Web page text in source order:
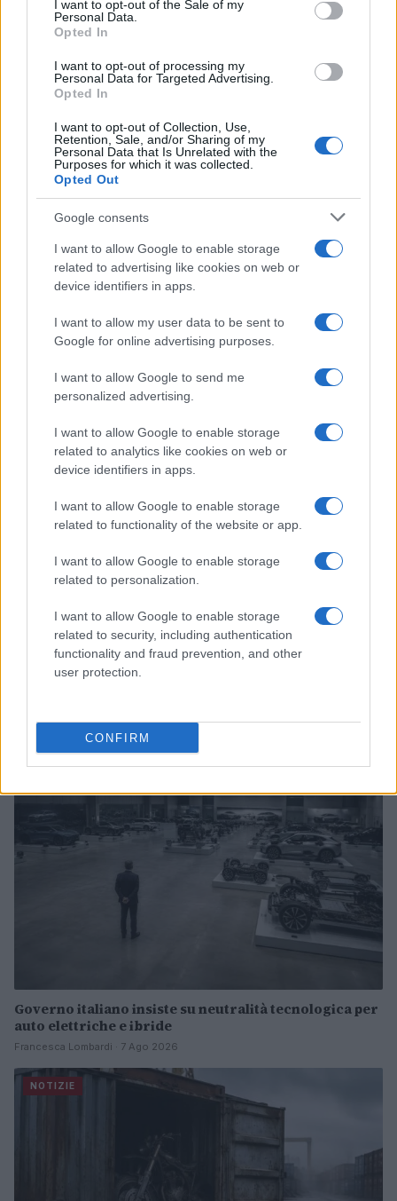
I want to opt-out of the Sale of my
Personal Data.
Opted In
I want to opt-out of processing my
Personal Data for Targeted Advertising.
Opted In
I want to opt-out of Collection, Use,
Retention, Sale, and/or Sharing of my
Personal Data that Is Unrelated with the
Purposes for which it was collected.
Opted Out
Google consents
I want to allow Google to enable storage
related to advertising like cookies on web or
device identifiers in apps.
I want to allow my user data to be sent to
Google for online advertising purposes.
I want to allow Google to send me
personalized advertising.
I want to allow Google to enable storage
related to analytics like cookies on web or
device identifiers in apps.
I want to allow Google to enable storage
related to functionality of the website or app.
I want to allow Google to enable storage
related to personalization.
I want to allow Google to enable storage
related to security, including authentication
functionality and fraud prevention, and other
user protection.
CONFIRM
mentre l’area è stata caratterizzata da numerosi
preoccupazione per il ginocchio di Remiro, di cui
si attende notizie.
Ora i punti sono tornati a Donostia e si inizia a
pensare all’Europa.
Redazione Sport Magazine
Continua a leggere
Governo italiano insiste su neutralità tecnologica per
auto elettriche e ibride
Francesca Lombardi · 7 Ago 2026
NOTIZIE